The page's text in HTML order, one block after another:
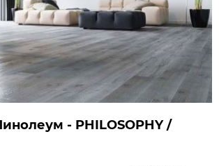
- PHILOSOPHY /